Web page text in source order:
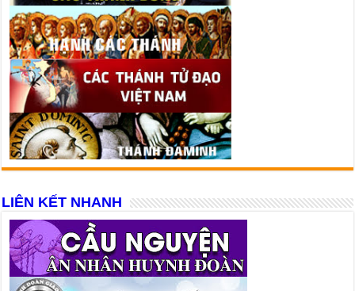
LIÊN KẾT NHANH